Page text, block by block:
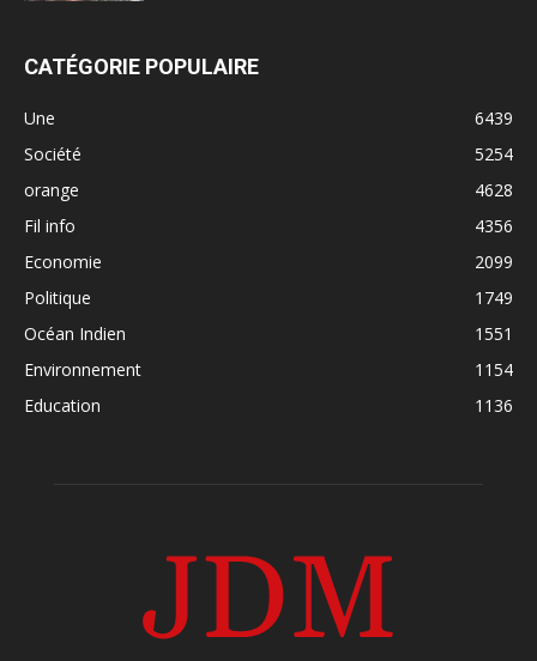
CATÉGORIE POPULAIRE
Une
6439
Société
5254
orange
4628
Fil info
4356
Economie
2099
Politique
1749
Océan Indien
1551
Environnement
1154
Education
1136